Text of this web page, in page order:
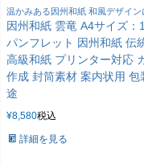
温かみある因州和紙 和風デザイン
因州和紙 雲竜 A4サイズ：
パンフレット 因州和紙 伝
高級和紙 プリンター対応
作成 封筒素材 案内状用 包
途
¥8,580税込
詳細を見る